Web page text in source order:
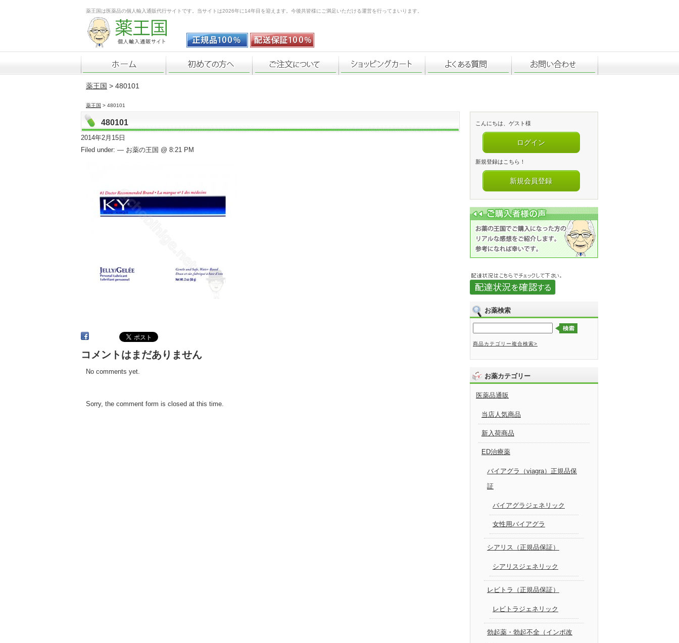
薬王国は医薬品の個人輸入通販代行サイトです。当サイトは2026年に14年目を迎えます。今後共皆様にご満足いただける運営を行ってまいります。
薬王国 > 480101
薬王国 > 480101
480101
2014年2月15日
Filed under: — お薬の王国 @ 8:21 PM
コメントはまだありません
No comments yet.
Sorry, the comment form is closed at this time.
こんにちは、ゲスト様
ログイン
新規登録はこちら！
新規会員登録
お薬検索
商品カテゴリー複合検索>
お薬カテゴリー
医薬品通販
当店人気商品
新入荷商品
ED治療薬
バイアグラ（viagra）正規品保
証
バイアグラジェネリック
女性用バイアグラ
シアリス（正規品保証）
シアリスジェネリック
レビトラ（正規品保証）
レビトラジェネリック
勃起薬・勃起不全（インポ改